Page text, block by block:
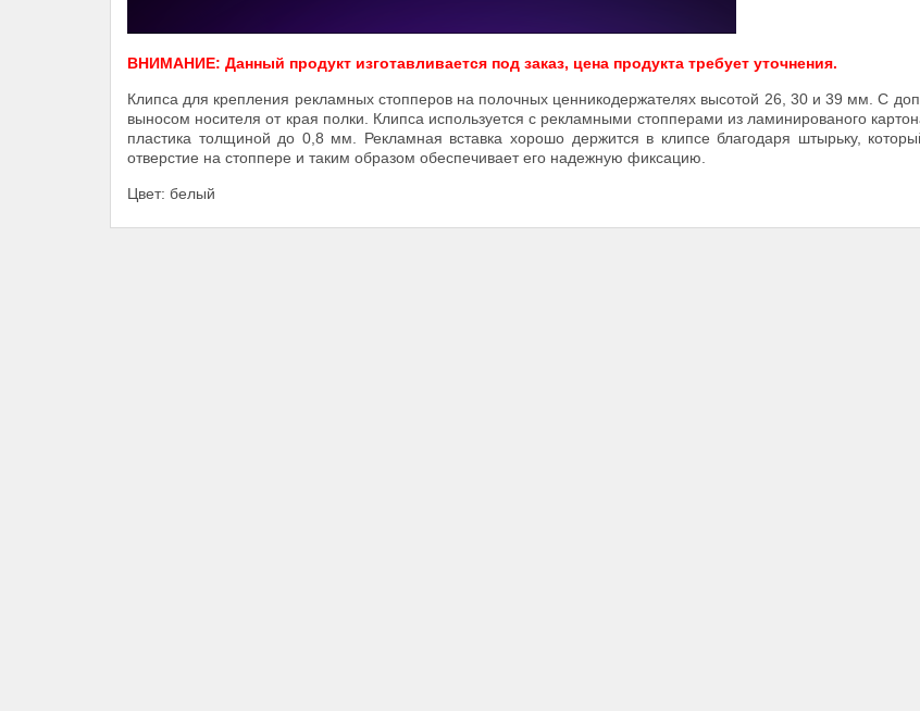
ВНИМАНИЕ: Данный продукт изготавливается под заказ, цена продукта требует уточнения.
Клипса для крепления рекламных стопперов на полочных ценникодержателях высотой 26, 30 и 39 мм. С
выносом носителя от края полки. Клипса используется с рекламными стопперами из ламинированого
пластика толщиной до 0,8 мм. Рекламная вставка хорошо держится в клипсе благодаря штырьку,
отверстие на стоппере и таким образом обеспечивает его надежную фиксацию.
Цвет: белый